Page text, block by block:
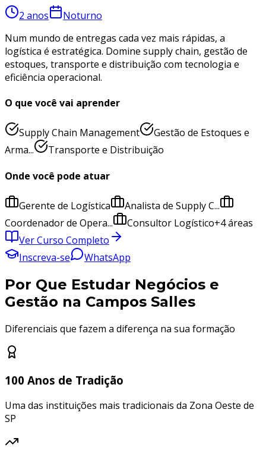
2 anos
Noturno
Num mundo de entregas cada vez mais rápidas, a
logística é estratégica. Domine supply chain, gestão de
estoques, transporte e distribuição com tecnologia e
eficiência operacional.
O que você vai aprender
Supply Chain Management
Gestão de Estoques e
Arma...
Transporte e Distribuição
Onde você pode atuar
Gerente de Logística
Analista de Supply C...
Coordenador de Opera...
Consultor Logístico+4áreas
Ver Curso Completo
Inscreva-se
WhatsApp
Por Que Estudar Negócios e
Gestão na Campos Salles
Diferenciais que fazem a diferença na sua formação
100 Anos de Tradição
Uma das instituições mais tradicionais da Zona Oeste de
SP